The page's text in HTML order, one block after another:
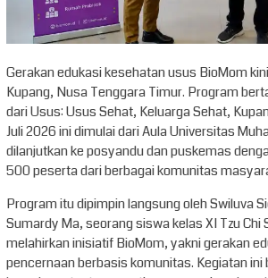
Gerakan edukasi kesehatan usus BioMom
Kupang, Nusa Tenggara Timur. Program
dari Usus: Usus Sehat, Keluarga Sehat,
Juli 2026 ini dimulai dari Aula Universitas
dilanjutkan ke posyandu dan puskemas
500 peserta dari berbagai komunitas
Program itu dipimpin langsung oleh Swiluva
Sumardy Ma, seorang siswa kelas XI Tzu Chi
melahirkan inisiatif BioMom, yakni gerakan
pencernaan berbasis komunitas. Kegiatan